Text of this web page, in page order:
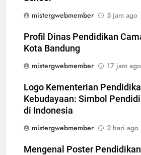
mistergwebmember
5 jam ago
Profil Dinas Pendidikan
Kota Bandung
mistergwebmember
17 jam ago
Logo Kementerian
Kebudayaan: Simbol
di Indonesia
mistergwebmember
2 hari ago
Mengenal Poster